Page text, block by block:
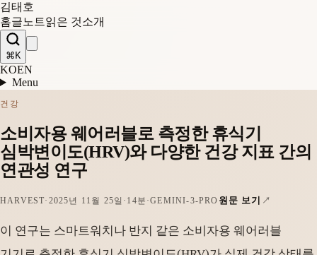
김태호
홈글 노트읽은 것소개
⌘K
KOEN
Menu
건강
소비자용 웨어러블로 측정한 휴식기
심박변이도(HRV)와 다양한 건강 지표 간의
연관성 연구
HARVEST· 2025년 11월 25일 · 14분 ·GEMINI-3-PRO 원문 보기
이 연구는 스마트워치나 반지 같은 소비자용 웨어러블